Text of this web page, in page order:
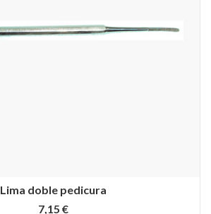
Lima doble pedicura
7,15 €